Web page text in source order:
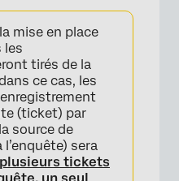
mise en place
les
tirés de la
ce cas, les
(ticket) par
source de
sera
tickets